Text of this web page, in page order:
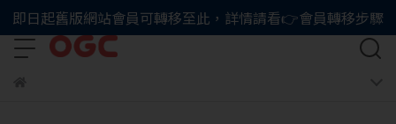
即日起舊版網站會員可轉移至此，詳情請看👉會員轉移步驟